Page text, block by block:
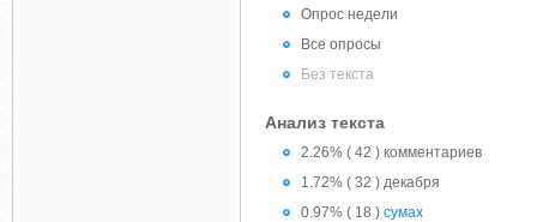
Опрос недели
Все опросы
Без текста
Анализ текста
2.26% ( 42 ) комментариев
1.72% ( 32 ) декабря
0.97% ( 18 ) сумах